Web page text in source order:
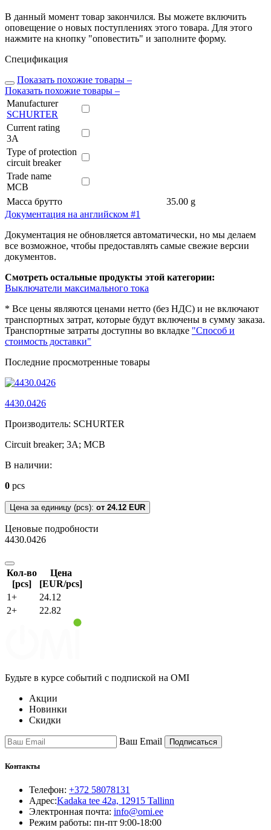
В данный момент товар закончился. Вы можете включить
оповещение о новых поступлениях этого товара. Для этого
нажмите на кнопку "оповестить" и заполните форму.
Спецификация
Показать похожие товары –
Показать похожие товары –
Manufacturer
SCHURTER
Current rating
3A
Type of protection
circuit breaker
Trade name
MCB
Масса брутто
35.00 g
Документация на английском #1
Документация не обновляется автоматически, но мы делаем
все возможное, чтобы предоставлять самые свежие версии
документов.
Смотреть остальные продукты этой категории:
Выключатели максимального тока
* Все цены являются ценами нетто (без НДС) и не включают
транспортных затрат, которые будут включены в сумму заказа.
Транспортные затраты доступны во вкладке "Способ и
стоимость доставки"
Последние просмотренные товары
4430.0426
Производитель: SCHURTER
Circuit breaker; 3A; MCB
В наличии:
0 pcs
Цена за единицу (pcs): от 24.12 EUR
Ценовые подробности
4430.0426
Кол-во
[pcs]
Цена
[EUR/pcs]
1+
24.12
2+
22.82
Будьте в курсе событий с подпиской на OMI
Акции
Новинки
Скидки
Ваш Email Подписаться
Контакты
Телефон: +372 58078131
Адрес:Kadaka tee 42a, 12915 Tallinn
Электронная почта: info@omi.ee
Режим работы: пн-пт 9:00-18:00